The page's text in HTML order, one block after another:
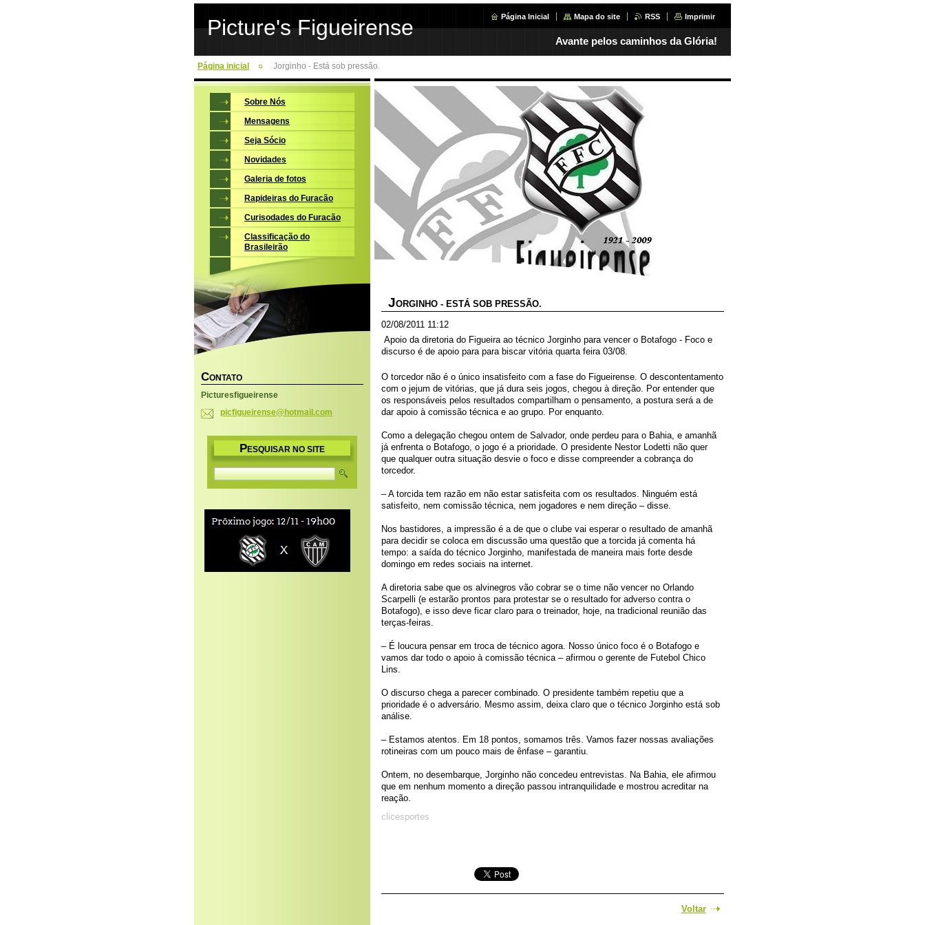
Picture's Figueirense Página Inicial Mapa do site RSS Imprimir
Avante pelos caminhos da Glória!
Página inicial Jorginho - Está sob pressão.
JORGINHO - ESTÁ SOB PRESSÃO.
02/08/2011 11:12
Apoio da diretoria do Figueira ao técnico Jorginho para vencer o Botafogo - Foco e
discurso é de apoio para para biscar vitória quarta feira 03/08.
O torcedor não é o único insatisfeito com a fase do Figueirense. O descontentamento
com o jejum de vitórias, que já dura seis jogos, chegou à direção. Por entender que
os responsáveis pelos resultados compartilham o pensamento, a postura será a de
dar apoio à comissão técnica e ao grupo. Por enquanto.
Como a delegação chegou ontem de Salvador, onde perdeu para o Bahia, e amanhã
já enfrenta o Botafogo, o jogo é a prioridade. O presidente Nestor Lodetti não quer
que qualquer outra situação desvie o foco e disse compreender a cobrança do
torcedor.
– A torcida tem razão em não estar satisfeita com os resultados. Ninguém está
satisfeito, nem comissão técnica, nem jogadores e nem direção – disse.
Nos bastidores, a impressão é a de que o clube vai esperar o resultado de amanhã
para decidir se coloca em discussão uma questão que a torcida já comenta há
tempo: a saída do técnico Jorginho, manifestada de maneira mais forte desde
domingo em redes sociais na internet.
A diretoria sabe que os alvinegros vão cobrar se o time não vencer no Orlando
Scarpelli (e estarão prontos para protestar se o resultado for adverso contra o
Botafogo), e isso deve ficar claro para o treinador, hoje, na tradicional reunião das
terças-feiras.
– É loucura pensar em troca de técnico agora. Nosso único foco é o Botafogo e
vamos dar todo o apoio à comissão técnica – afirmou o gerente de Futebol Chico
Lins.
O discurso chega a parecer combinado. O presidente também repetiu que a
prioridade é o adversário. Mesmo assim, deixa claro que o técnico Jorginho está sob
análise.
– Estamos atentos. Em 18 pontos, somamos três. Vamos fazer nossas avaliações
rotineiras com um pouco mais de ênfase – garantiu.
Ontem, no desembarque, Jorginho não concedeu entrevistas. Na Bahia, ele afirmou
que em nenhum momento a direção passou intranquilidade e mostrou acreditar na
reação.
clicesportes
Voltar
Sobre Nós
Mensagens
Seja Sócio
Novidades
Galeria de fotos
Rapideiras do Furacão
Curisodades do Furacão
Classificação do
Brasileirão
CONTATO
Picturesfigueirense
picfigueirense@hotmail.com
PESQUISAR NO SITE